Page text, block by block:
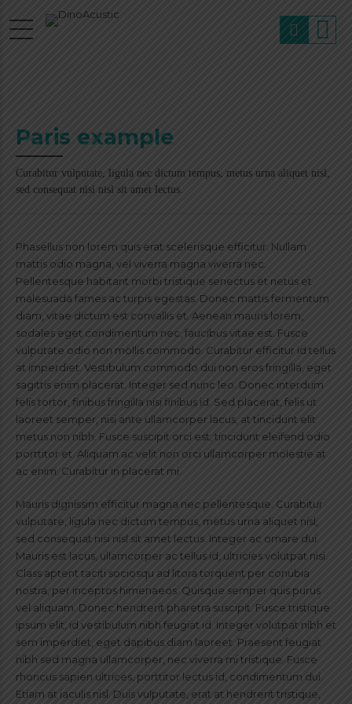
Paris example
Curabitur vulputate, ligula nec dictum tempus, metus urna aliquet nisl,
sed consequat nisi nisl sit amet lectus.
Phasellus non lorem quis erat scelerisque efficitur. Nullam
mattis odio magna, vel viverra magna viverra nec.
Pellentesque habitant morbi tristique senectus et netus et
malesuada fames ac turpis egestas. Donec mattis fermentum
diam, vitae dictum est convallis et. Aenean mauris lorem,
sodales eget condimentum nec, faucibus vitae est. Fusce
vulputate odio non mollis commodo. Curabitur efficitur id tellus
at imperdiet. Vestibulum commodo dui non eros fringilla, eget
sagittis enim placerat. Integer sed nunc leo. Donec interdum
felis tortor, finibus fringilla nisi finibus id. Sed placerat, felis ut
laoreet semper, nisi ante ullamcorper lacus, at tincidunt elit
metus non nibh. Fusce suscipit orci est, tincidunt eleifend odio
porttitor et. Aliquam ac velit non orci ullamcorper molestie at
ac enim. Curabitur in placerat mi.
Mauris dignissim efficitur magna nec pellentesque. Curabitur
vulputate, ligula nec dictum tempus, metus urna aliquet nisl,
sed consequat nisi nisl sit amet lectus. Integer ac ornare dui.
Mauris est lacus, ullamcorper ac tellus id, ultricies volutpat nisi.
Class aptent taciti sociosqu ad litora torquent per conubia
nostra, per inceptos himenaeos. Quisque semper quis purus
vel aliquam. Donec hendrerit pharetra suscipit. Fusce tristique
ipsum elit, id vestibulum nibh feugiat id. Integer volutpat nibh et
sem imperdiet, eget dapibus diam laoreet. Praesent feugiat
nibh sed magna ullamcorper, nec viverra mi tristique. Fusce
rhoncus sapien ultrices, porttitor lectus id, condimentum dui.
Etiam at iaculis nisl. Duis vulputate, erat at hendrerit tristique,